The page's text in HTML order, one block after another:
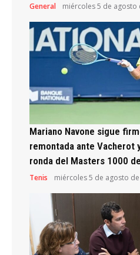
General miércoles 5 de agosto
Mariano Navone sigue
remontada ante Vacherot
ronda del Masters 1000
Tenis miércoles 5 de agosto